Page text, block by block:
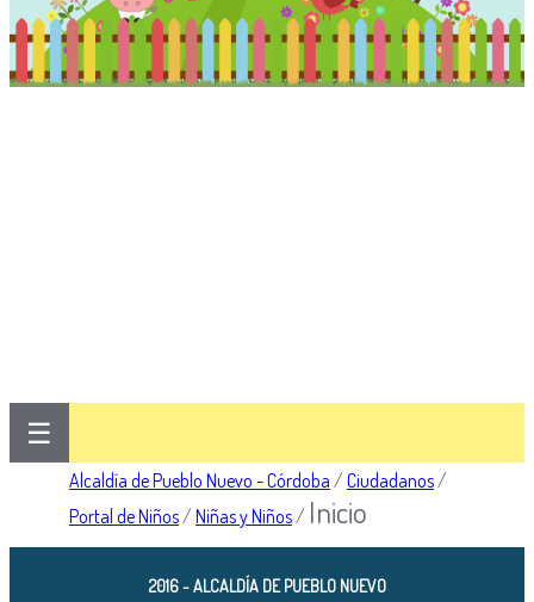
☰
Alcaldía de Pueblo Nuevo - Córdoba / Ciudadanos/
Portal de Niños/ Niñas y Niños/ Inicio
2016 - ALCALDÍA DE PUEBLO NUEVO